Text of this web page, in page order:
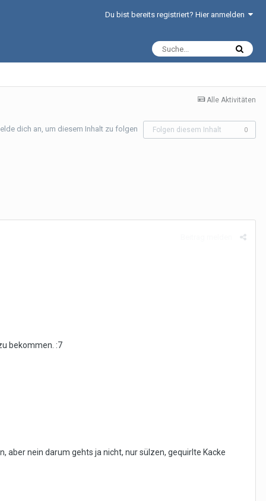
Du bist bereits registriert? Hier anmelden
Alle Aktivitäten
dich an, um diesem Inhalt zu folgen Folgen diesem Inhalt 0
bekommen. :7
aber nein darum gehts ja nicht, nur sülzen, gequirlte Kacke